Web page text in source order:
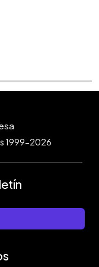
1999-2026